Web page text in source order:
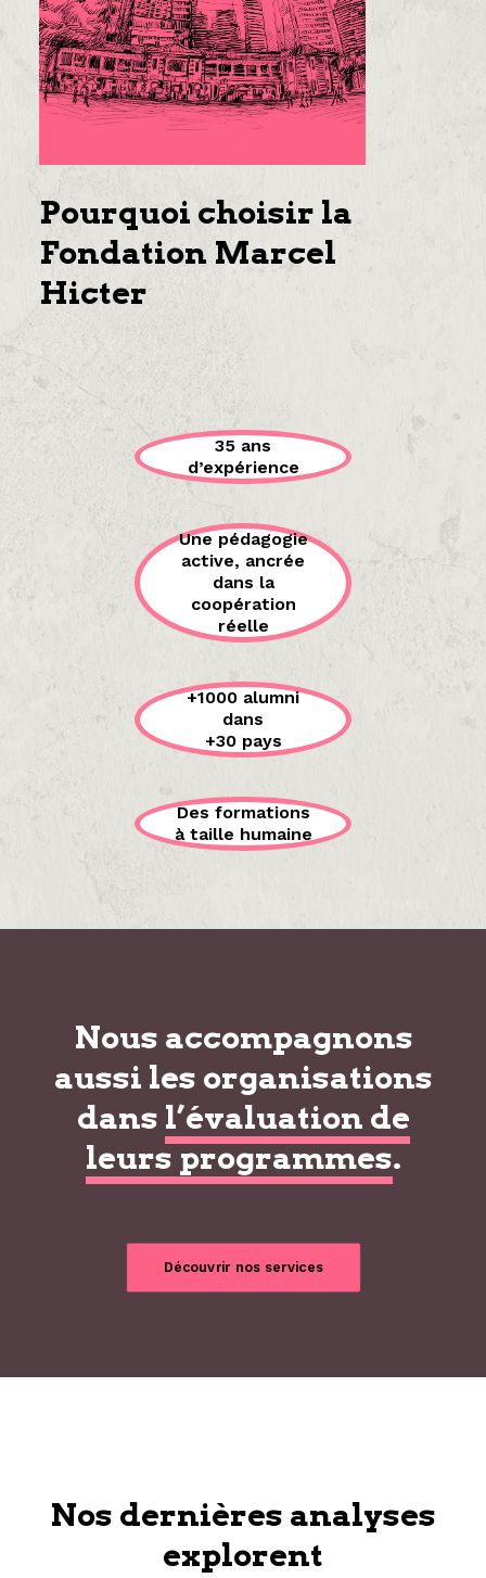
Pourquoi choisir la
Fondation Marcel
Hicter
35 ans
d’expérience
Une pédagogie
active, ancrée
dans la
coopération
réelle
+1000 alumni
dans
+30 pays
Des formations
à taille humaine
Nous accompagnons
aussi les organisations
dans l’évaluation de
leurs programmes.
Découvrir nos services
Nos dernières analyses
explorent